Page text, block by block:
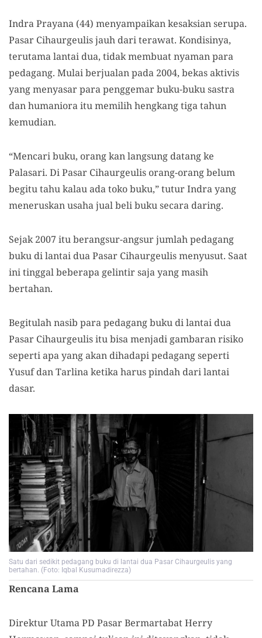
Indra Prayana (44) menyampaikan kesaksian serupa.
Pasar Cihaurgeulis jauh dari terawat. Kondisinya,
terutama lantai dua, tidak membuat nyaman para
pedagang. Mulai berjualan pada 2004, bekas aktivis
yang menyasar para penggemar buku-buku sastra
dan humaniora itu memilih hengkang tiga tahun
kemudian.
“Mencari buku, orang kan langsung datang ke
Palasari. Di Pasar Cihaurgeulis orang-orang belum
begitu tahu kalau ada toko buku,” tutur Indra yang
meneruskan usaha jual beli buku secara daring.
Sejak 2007 itu berangsur-angsur jumlah pedagang
buku di lantai dua Pasar Cihaurgeulis menyusut. Saat
ini tinggal beberapa gelintir saja yang masih
bertahan.
Begitulah nasib para pedagang buku di lantai dua
Pasar Cihaurgeulis itu bisa menjadi gambaran risiko
seperti apa yang akan dihadapi pedagang seperti
Yusuf dan Tarlina ketika harus pindah dari lantai
dasar.
Satu dari sedikit pedagang buku di lantai dua Pasar Cihaurgeulis yang
bertahan. (Foto: Iqbal Kusumadirezza)
Rencana Lama
Direktur Utama PD Pasar Bermartabat Herry